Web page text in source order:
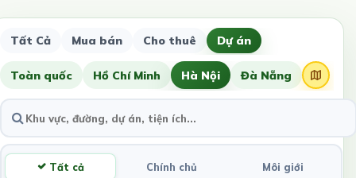
Tất Cả Mua bán Cho thuê Dự án
Toàn quốc Hồ Chí Minh Hà Nội Đà Nẵng
Tất cả Chính chủ Môi giới